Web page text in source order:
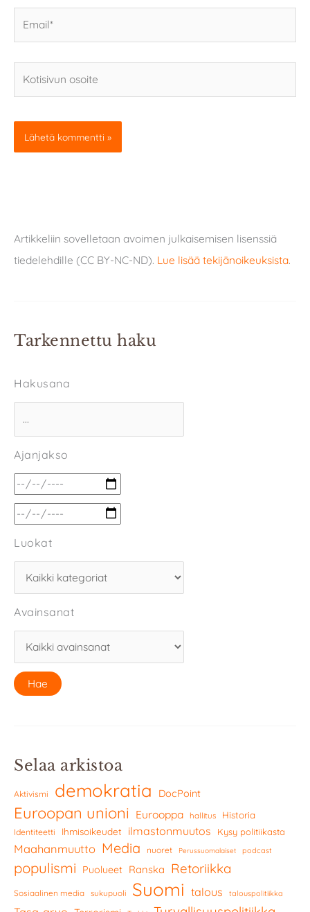
osoite
Artikkeliin sovelletaan avoimen julkaisemisen lisenssiä
tiedelehdille (CC BY-NC-ND). Lue lisää tekijänoikeuksista.
Tarkennettu haku
Hakusana
Ajanjakso
Luokat
Avainsanat
Selaa arkistoa
Aktivismi demokratia DocPoint
Euroopan unioni Eurooppa hallitus Historia
Identiteetti Ihmisoikeudet ilmastonmuutos Kysy politiikasta
Maahanmuutto Media nuoret Perussuomalaiset podcast
populismi Puolueet Ranska Retoriikka
Sosiaalinen media sukupuoli Suomi talous talouspolitiikka